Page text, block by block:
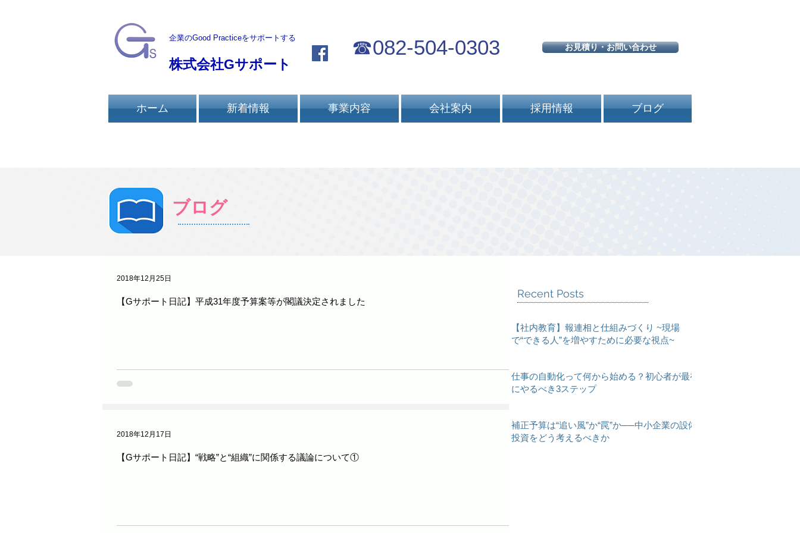
企業のGood Practiceをサポートする
株式会社Gサポート
☎082-504-0303 お見積り・お問い合わせ
ホーム 新着情報 事業内容 会社案内 採用情報 ブログ
【Gサポート日記】平成31年度予算案等が閣議決定されました
2018年12月25日
【Gサポート日記】“戦略”と“組織”に関係する議論について①
2018年12月17日
ブログ
Recent Posts
【社内教育】報連相と仕組みづくり ~現場
で“できる人”を増やすために必要な視点~
仕事の自動化って何から始める？初心者が最初
にやるべき3ステップ
補正予算は“追い風”か“罠”か──中小企業の設備
投資をどう考えるべきか